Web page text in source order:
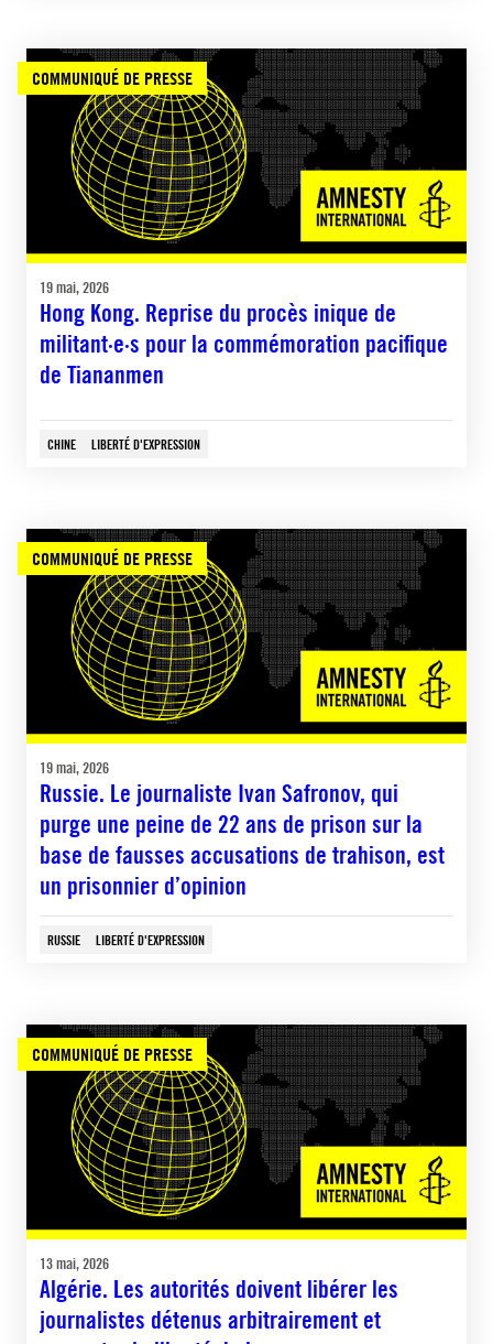
COMMUNIQUÉ DE PRESSE
19 mai, 2026
Hong Kong. Reprise du procès inique de
militant·e·s pour la commémoration pacifique
de Tiananmen
CHINE LIBERTÉ D'EXPRESSION
COMMUNIQUÉ DE PRESSE
19 mai, 2026
Russie. Le journaliste Ivan Safronov, qui
purge une peine de 22 ans de prison sur la
base de fausses accusations de trahison, est
un prisonnier d’opinion
RUSSIE LIBERTÉ D'EXPRESSION
COMMUNIQUÉ DE PRESSE
13 mai, 2026
Algérie. Les autorités doivent libérer les
journalistes détenus arbitrairement et